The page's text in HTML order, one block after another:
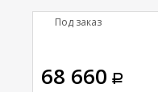
68 660
Под заказ